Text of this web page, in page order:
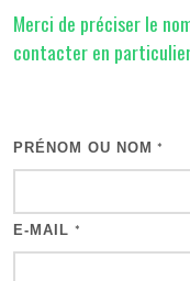
Merci de préciser le
contacter en
PRÉNOM OU NOM *
E-MAIL *